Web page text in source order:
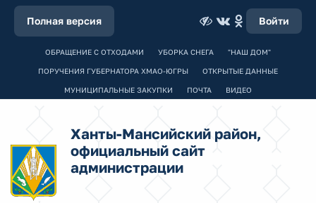
Полная версия Войти
ОБРАЩЕНИЕ С ОТХОДАМИ УБОРКА СНЕГА "НАШ ДОМ"
ПОРУЧЕНИЯ ГУБЕРНАТОРА ХМАО-ЮГРЫ ОТКРЫТЫЕ ДАННЫЕ
МУНИЦИПАЛЬНЫЕ ЗАКУПКИ ПОЧТА ВИДЕО
Ханты-Мансийский район,
официальный сайт
администрации